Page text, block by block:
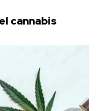
cannabis